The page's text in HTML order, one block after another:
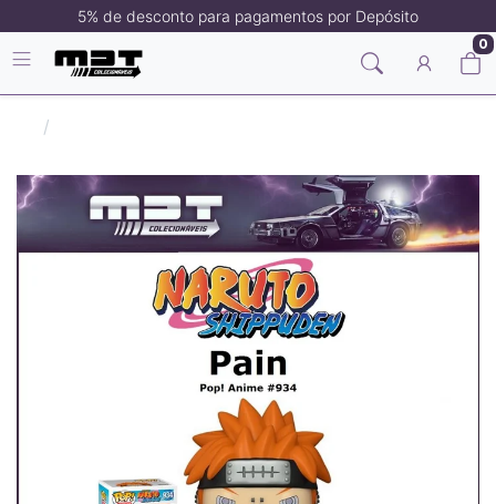
5% de desconto para pagamentos por Depósito
0